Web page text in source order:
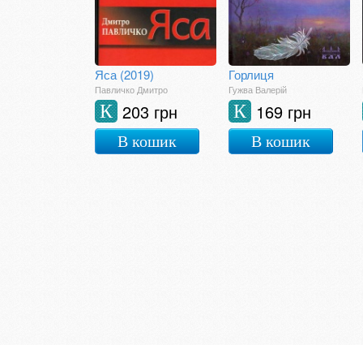
Яса (2019)
Павличко Дмитро
203 грн
К
В кошик
Горлиця
Гужва Валерій
169 грн
К
В кошик